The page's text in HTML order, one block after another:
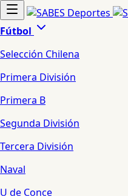
Fútbol
Selección Chilena
Primera División
Primera B
Segunda División
Tercera División
Naval
U de Conce